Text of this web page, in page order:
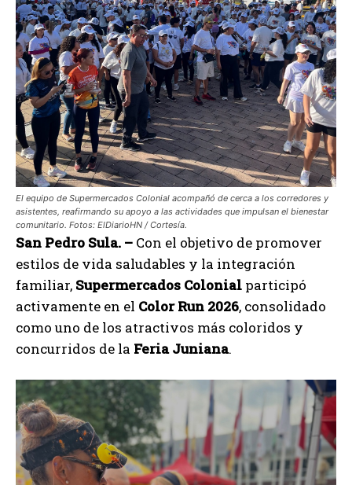
El equipo de Supermercados Colonial acompañó de cerca a los corredores y
asistentes, reafirmando su apoyo a las actividades que impulsan el bienestar
comunitario. Fotos: ElDiarioHN / Cortesía.
San Pedro Sula. – Con el objetivo de promover
estilos de vida saludables y la integración
familiar, Supermercados Colonial participó
activamente en el Color Run 2026, consolidado
como uno de los atractivos más coloridos y
concurridos de la Feria Juniana.